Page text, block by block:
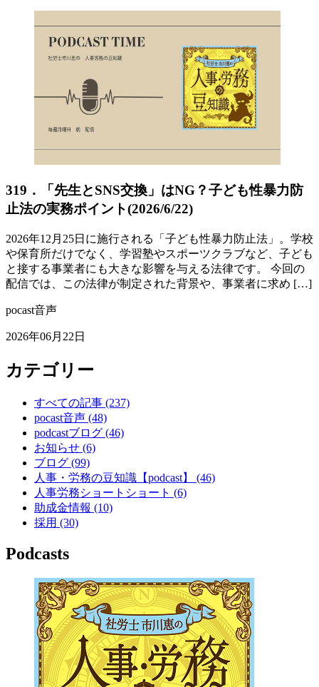
319．「先生とSNS交換」はNG？子ども性暴力防
止法の実務ポイント(2026/6/22)
2026年12月25日に施行される「子ども性暴力防止法」。学校
や保育所だけでなく、学習塾やスポーツクラブなど、子ども
と接する事業者にも大きな影響を与える法律です。 今回の
配信では、この法律が制定された背景や、事業者に求め […]
pocast音声
2026年06月22日
カテゴリー
すべての記事 (237)
pocast音声 (48)
podcastブログ (46)
お知らせ (6)
ブログ (99)
人事・労務の豆知識【podcast】 (46)
人事労務ショートショート (6)
助成金情報 (10)
採用 (30)
Podcasts